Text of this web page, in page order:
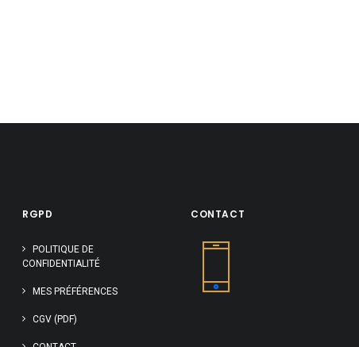
RGPD
POLITIQUE DE
CONFIDENTIALITÉ
MES PRÉFÉRENCES
CGV (PDF)
CONTACT